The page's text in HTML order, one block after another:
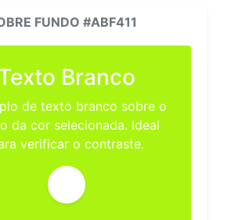
FUNDO #ABF411
Branco
de texto branco sobre o
da cor selecionada. Ideal
verificar o contraste.